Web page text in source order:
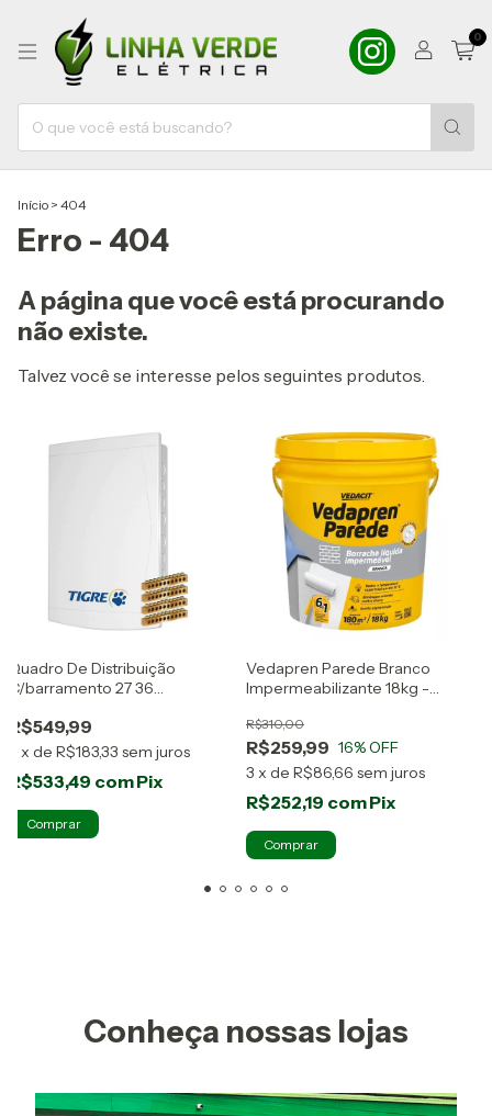
0
Início > 404
Erro - 404
A página que você está procurando
não existe.
Talvez você se interesse pelos seguintes produtos.
Quadro De Distribuição
C/barramento 27 36
R$549,99
x de R$183,33 sem juros
R$533,49 comPix
Vedapren Parede Branco
Impermeabilizante 18kg -
R$259,99
R$310,00
16% OFF
3 x de R$86,66 sem juros
R$252,19 comPix
Conheça nossas lojas